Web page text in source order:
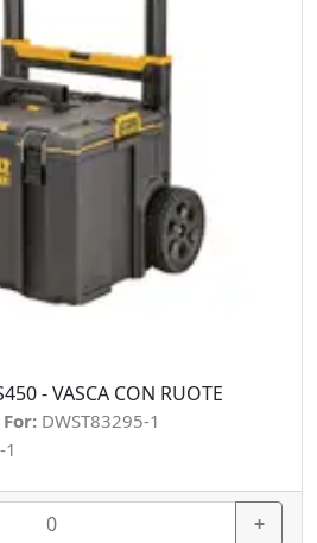
- VASCA CON RUOTE
DWST83295-1
+